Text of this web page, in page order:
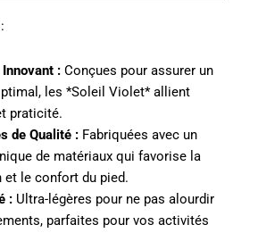
:Conçues pour assurer un
les *Soleil Violet* allient
praticité.
de Qualité :Fabriquées avec un
de matériaux qui favorise la
et le confort du pied.
:Ultra-légères pour ne pas alourdir
parfaites pour vos activités